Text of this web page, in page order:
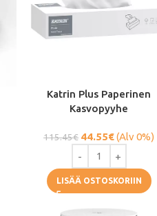
Katrin Plus Paperinen
Kasvopyyhe
115.45€ 44.55€(Alv 0%)
LISÄÄ OSTOSKORIIN